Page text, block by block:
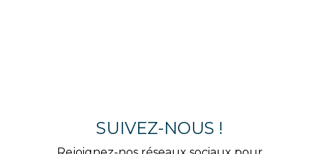
SUIVEZ-NOUS !